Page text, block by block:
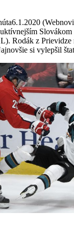
v
tejto
sezóne
AHL,
v
Providence
dostal
ocenenie
hráč
mesiaca
Rodák z Prievidze
si vylepšil